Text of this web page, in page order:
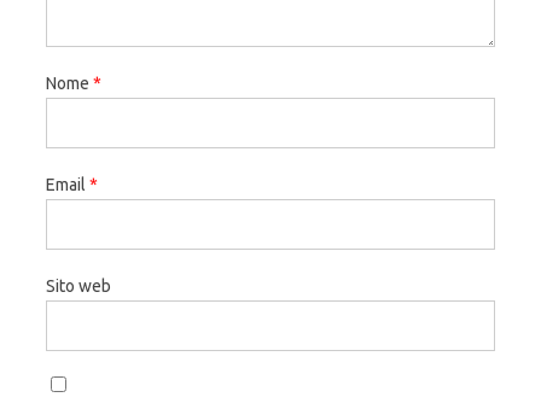
Nome *
Email *
Sito web